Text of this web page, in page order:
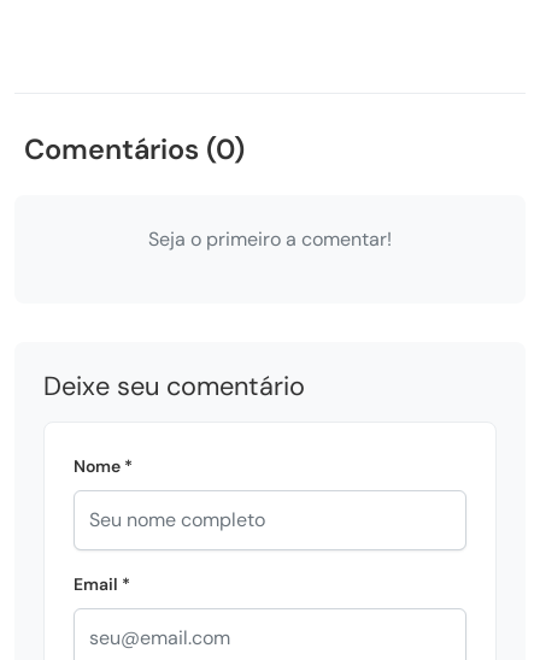
Comentários (0)
Seja o primeiro a comentar!
Deixe seu comentário
Nome *
Email *